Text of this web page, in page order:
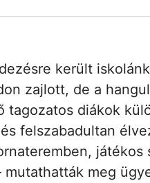
került
zajlott, de a
tagozatos diákok
felszabadultan
játékos
mutathatták meg